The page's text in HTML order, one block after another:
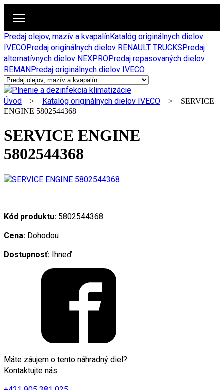
Predaj olejov, mazív a kvapalínKatalóg originálnych dielov
IVECOPredaj originálnych dielov RENAULT TRUCKSPredaj
alternatívnych dielov NEXPROPredaj repasovaných dielov
REMANPredaj originálnych dielov IVECO
Úvod > Katalóg originálnych dielov IVECO > SERVICE
ENGINE 5802544368
SERVICE ENGINE
5802544368
Kód produktu: 5802544368
Cena: Dohodou
Dostupnosť: Ihneď
Máte záujem o tento náhradný diel?
Kontaktujte nás